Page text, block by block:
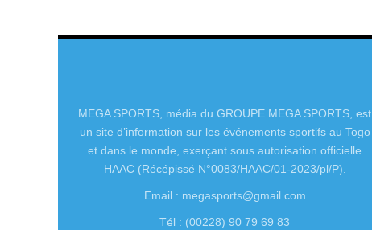
MEGA SPORTS, média du GROUPE MEGA SPORTS, est
un site d’information sur les événements sportifs au Togo
et dans le monde, exerçant sous autorisation officielle
HAAC (Récépissé N°0083/HAAC/01-2023/pl/P).
Email : megasports@gmail.com
Tél : (00228) 90 79 69 83